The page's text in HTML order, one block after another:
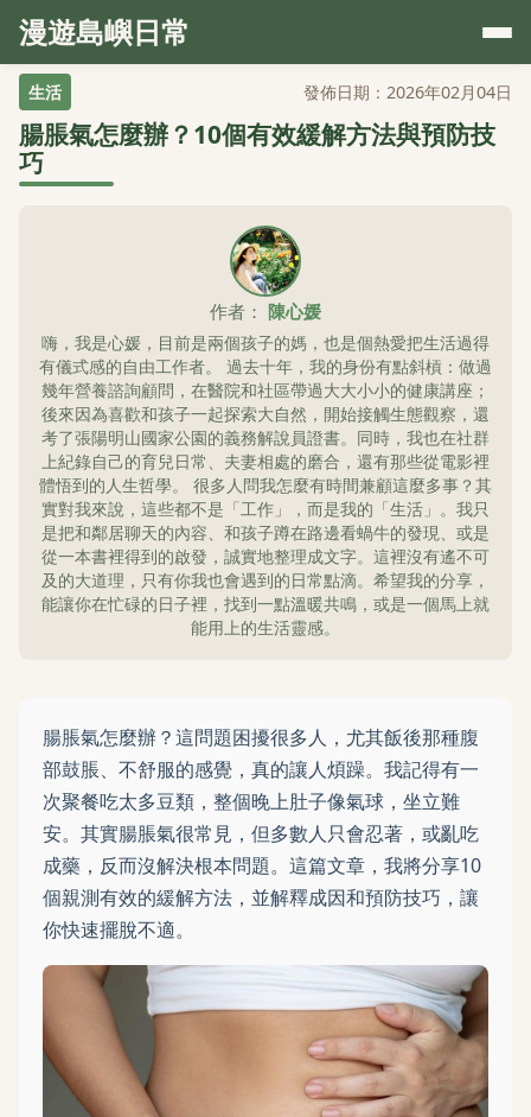
漫遊島嶼日常
生活 發佈日期：2026年02月04日
腸脹氣怎麼辦？10個有效緩解方法與預防技
巧
作者： 陳心媛
嗨，我是心媛，目前是兩個孩子的媽，也是個熱愛把生活過得
有儀式感的自由工作者。 過去十年，我的身份有點斜槓：做過
幾年營養諮詢顧問，在醫院和社區帶過大大小小的健康講座；
後來因為喜歡和孩子一起探索大自然，開始接觸生態觀察，還
考了張陽明山國家公園的義務解說員證書。同時，我也在社群
上紀錄自己的育兒日常、夫妻相處的磨合，還有那些從電影裡
體悟到的人生哲學。 很多人問我怎麼有時間兼顧這麼多事？其
實對我來說，這些都不是「工作」，而是我的「生活」。我只
是把和鄰居聊天的內容、和孩子蹲在路邊看蝸牛的發現、或是
從一本書裡得到的啟發，誠實地整理成文字。這裡沒有遙不可
及的大道理，只有你我也會遇到的日常點滴。希望我的分享，
能讓你在忙碌的日子裡，找到一點溫暖共鳴，或是一個馬上就
能用上的生活靈感。
腸脹氣怎麼辦？這問題困擾很多人，尤其飯後那種腹
部鼓脹、不舒服的感覺，真的讓人煩躁。我記得有一
次聚餐吃太多豆類，整個晚上肚子像氣球，坐立難
安。其實腸脹氣很常見，但多數人只會忍著，或亂吃
成藥，反而沒解決根本問題。這篇文章，我將分享10
個親測有效的緩解方法，並解釋成因和預防技巧，讓
你快速擺脫不適。